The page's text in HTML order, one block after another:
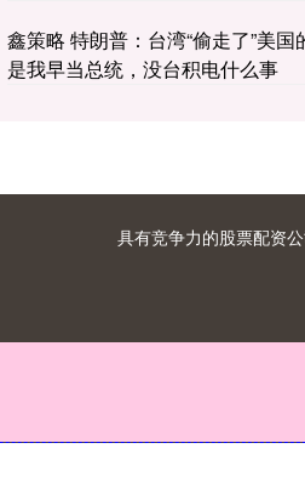
鑫策略 特朗普：台湾“偷走了”美
是我早当总统，没台积电什么事
具有竞争力的股票配资